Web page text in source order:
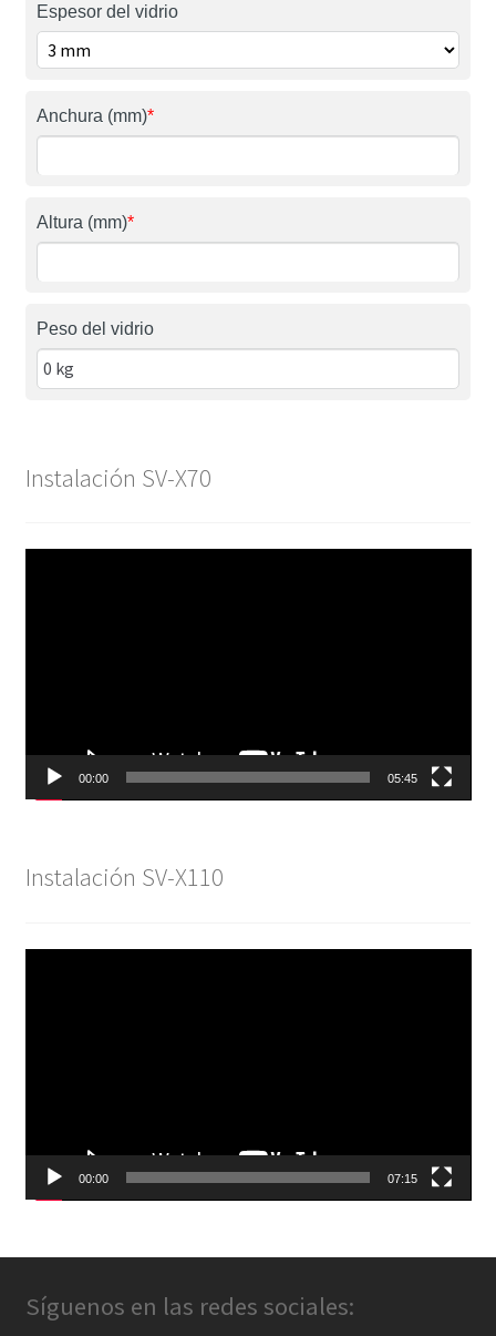
Espesor del vidrio
Anchura (mm)*
Altura (mm)*
Peso del vidrio
Instalación SV-X70
00:00 05:45
Instalación SV-X110
00:00 07:15
Síguenos en las redes sociales: